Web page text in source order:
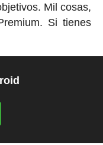
Mil cosas,
Si tienes